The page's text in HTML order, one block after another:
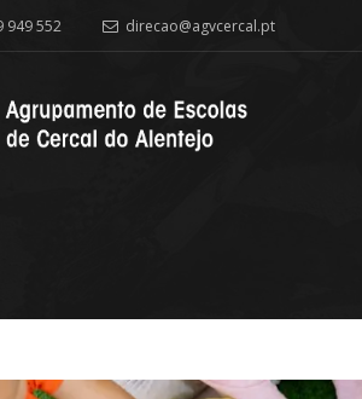
949 552 direcao@agvcercal.pt